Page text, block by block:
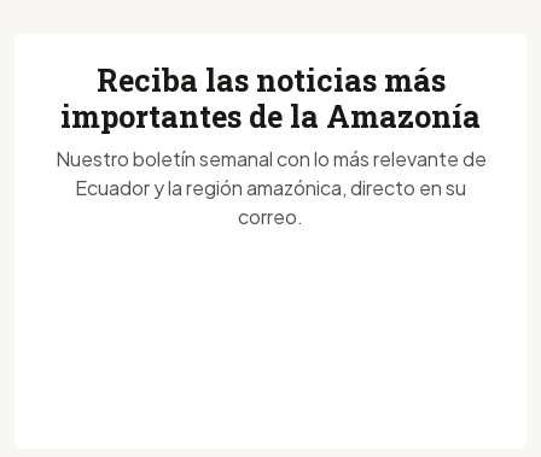
Reciba las noticias más
importantes de la Amazonía
Nuestro boletín semanal con lo más relevante de
Ecuador y la región amazónica, directo en su
correo.